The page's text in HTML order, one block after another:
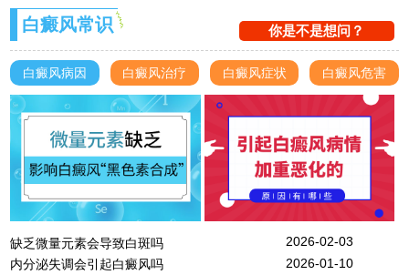
白癜风常识 你是不是想问？
白癜风病因 白癜风治疗 白癜风症状 白癜风危害
缺乏微量元素会导致白斑吗
2026-02-03
内分泌失调会引起白癜风吗
2026-01-10